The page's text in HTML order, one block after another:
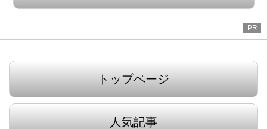
PR
トップページ
人気記事